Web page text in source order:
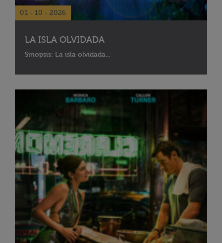
01 - 10 - 2026
LA ISLA OLVIDADA
Sinopsis: La isla olvidada...